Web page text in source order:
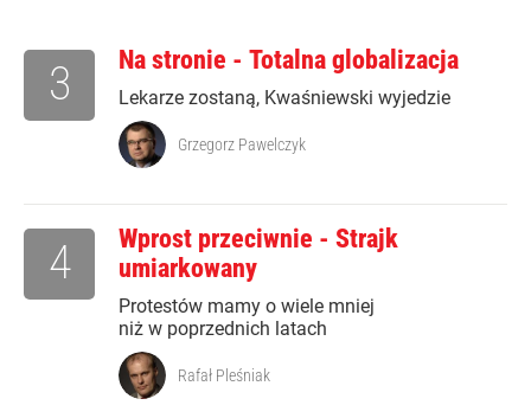
Na stronie - Totalna globalizacja
Lekarze zostaną, Kwaśniewski wyjedzie
3
Grzegorz Pawelczyk
Wprost przeciwnie - Strajk
umiarkowany
Protestów mamy o wiele mniej
niż w poprzednich latach
4
Rafał Pleśniak